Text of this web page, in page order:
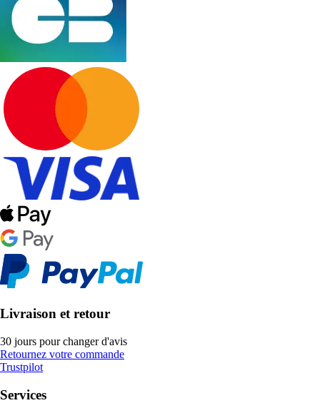
Livraison et retour
30 jours pour changer d'avis
Retournez votre commande
Trustpilot
Services